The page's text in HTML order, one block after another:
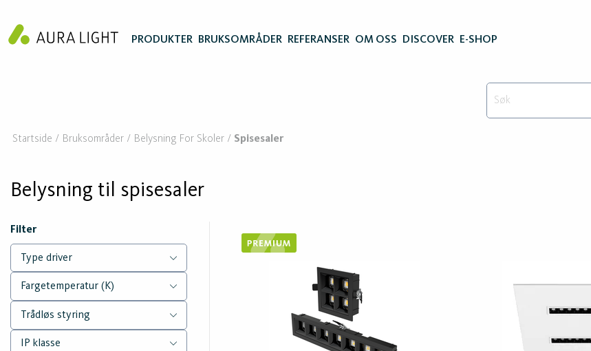
PRODUKTER BRUKSOMRÅDER REFERANSER OM OSS DISCOVER E-SHOP
Startside Bruksområder Belysning For Skoler Spisesaler
Belysning til spisesaler
Filter
Type driver
Fargetemperatur (K)
Trådløs styring
IP klasse